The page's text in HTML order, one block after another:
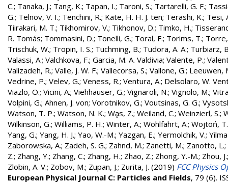
C.; Tanaka, J.; Tang, K.; Tapan, I.; Taroni, S.; Tartarelli, G. F.;
G.; Telnov, V. I.; Tenchini, R.; Kate, H. H. J. ten; Terashi, K.; Tesi,
Tiirakari, M. T.; Tikhomirov, V.; Tikhonov, D.; Timko, H.;
R. Tomás; Tommasini, D.; Tonelli, G.; Toral, F.; Torims, T.;
Trischuk, W.; Tropin, I. S.; Tuchming, B.; Tudora, A. A.; Turbiarz,
Valassi, A.; Valchkova, F.; Garcia, M. A. Valdivia; Valente, P.;
Valizadeh, R.; Valle, J. W. F.; Vallecorsa, S.; Vallone, G.; Leeuwen,
Vedrine, P.; Velev, G.; Veness, R.; Ventura, A.; Delsolaro, W.
Viazlo, O.; Vicini, A.; Viehhauser, G.; Vignaroli, N.; Vignolo, M.;
Volpini, G.; Ahnen, J. von; Vorotnikov, G.; Voutsinas, G. G.;
Watson, T. P.; Watson, N. K.; Wa̧s, Z.; Weiland, C.; Weinzierl, S.;
Wilkinson, G.; Williams, P. H.; Winter, A.; Wohlfahrt, A.; Wojtoń, T.
Yang, G.; Yang, H. J.; Yao, W.-M.; Yazgan, E.; Yermolchik, V.;
Zaborowska, A.; Zadeh, S. G.; Zahnd, M.; Zanetti, M.; Zanotto, L.;
Z.; Zhang, Y.; Zhang, C.; Zhang, H.; Zhao, Z.; Zhong, Y.-M.; Zhou, J.
Zlobin, A. V.; Zobov, M.; Zupan, J.; Zurita, J. (2019) FCC Physics
European Physical Journal C: Particles and Fields, 79 (6).